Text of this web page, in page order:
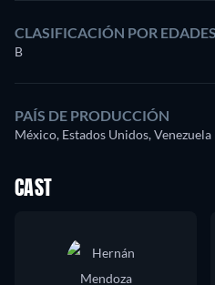
CLASIFICACIÓN POR EDADES
B
PAÍS DE PRODUCCIÓN
México, Estados Unidos, Venezuela
CAST